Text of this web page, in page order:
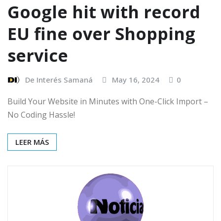
Google hit with record
EU fine over Shopping
service
De Interés Samaná May 16, 2024 0
Build Your Website in Minutes with One-Click Import –
No Coding Hassle!
LEER MÁS